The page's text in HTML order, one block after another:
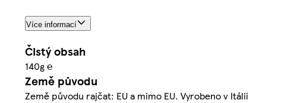
Více informací
Čistý obsah
140g ℮
Země původu
Země původu rajčat: EU a mimo EU. Vyrobeno v Itálii